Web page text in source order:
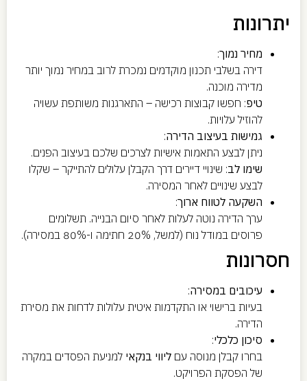
יתרונות
מחיר נמוך:
דירה בשלבי תכנון מוקדמים נמכרת לרוב במחיר נמוך יותר
מדירה מוכנה.
טיפ: חפשו קבוצות רכישה – התארגנות משותפת עשויה
להוזיל עלויות.
גמישות בעיצוב הדירה:
ניתן לבצע התאמות אישיות לצרכים שלכם בעיצוב הפנים.
שימו לב: שינויי דיירים דרך הקבלן עלולים להתייקר – שקלו
לבצע שינויים לאחר המסירה.
השקעה לטווח ארוך:
ערך הדירה נוטה לעלות לאחר סיום הבנייה. תשלומים
פרוסים במודל נוח (למשל, 20% חתימה ו-80% במסירה).
חסרונות
עיכובים במסירה:
בעיות ברישוי או התקדמות איטית עלולות לדחות את מסירת
הדירה.
סיכון כלכלי:
בחרו קבלן מנוסה עם ליווי בנקאי למניעת הפסדים במקרה
של הפסקת הפרויקט.